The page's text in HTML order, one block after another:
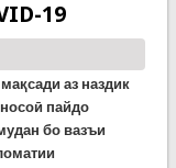
19
аз наздик
пайдо
бо вазъи